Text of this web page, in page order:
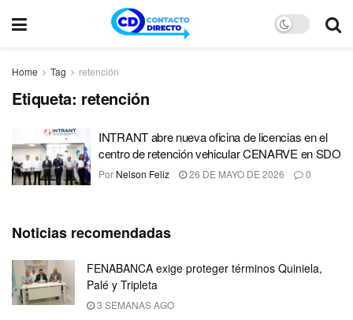
Home Tag retención
Etiqueta: retención
INTRANT abre nueva oficina de licencias en el
centro de retención vehicular CENARVE en SDO
Por Nelson Feliz 26 DE MAYO DE 2026 0
Noticias recomendadas
FENABANCA exige proteger términos Quiniela,
Palé y Tripleta
3 SEMANAS AGO